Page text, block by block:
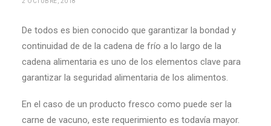
De todos es bien conocido que garantizar la bondad y
continuidad de de la cadena de frío a lo largo de la
cadena alimentaria es uno de los elementos clave para
garantizar la seguridad alimentaria de los alimentos.
En el caso de un producto fresco como puede ser la
carne de vacuno, este requerimiento es todavía mayor.